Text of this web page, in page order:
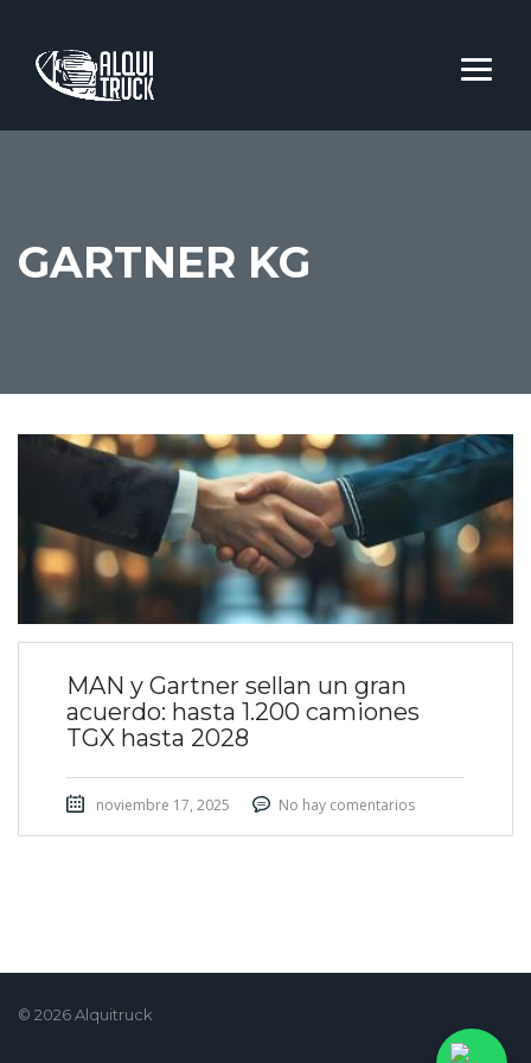
GARTNER KG
MAN y Gartner sellan un gran
acuerdo: hasta 1.200 camiones
TGX hasta 2028
noviembre 17, 2025 No hay comentarios
© 2026 Alquitruck